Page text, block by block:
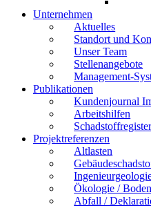
Unternehmen
Aktuelles
Standort und
Unser Team
Stellenangebote
Management-
Publikationen
Kundenjournal
Arbeitshilfen
Projektreferenzen
Altlasten
Ökologie /
Abfall /